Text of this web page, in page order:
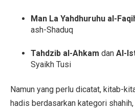
Man La Yahdhuruhu al-
ash-Shaduq
Tahdzib al-Ahkam dan Al-
Syaikh Tusi
Namun yang perlu dicatat, kitab-
hadis berdasarkan kategori